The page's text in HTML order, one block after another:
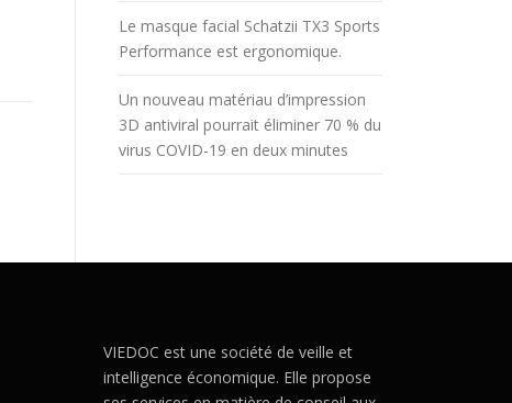
Le masque facial Schatzii TX3 Sports
Performance est ergonomique.
Un nouveau matériau d’impression
3D antiviral pourrait éliminer 70 % du
virus COVID-19 en deux minutes
VIEDOC est une société de veille et
intelligence économique. Elle propose